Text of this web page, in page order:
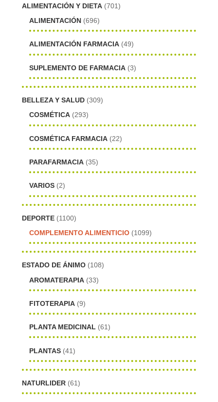
ALIMENTACIÓN Y DIETA (701)
ALIMENTACIÓN (696)
ALIMENTACIÓN FARMACIA (49)
SUPLEMENTO DE FARMACIA (3)
BELLEZA Y SALUD (309)
COSMÉTICA (293)
COSMÉTICA FARMACIA (22)
PARAFARMACIA (35)
VARIOS (2)
DEPORTE (1100)
COMPLEMENTO ALIMENTICIO (1099)
ESTADO DE ÁNIMO (108)
AROMATERAPIA (33)
FITOTERAPIA (9)
PLANTA MEDICINAL (61)
PLANTAS (41)
NATURLIDER (61)